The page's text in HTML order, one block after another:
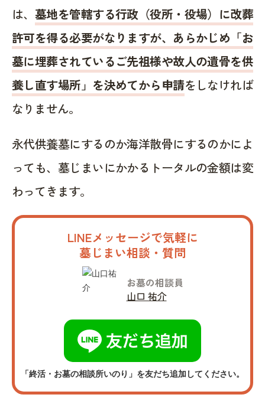
は、 墓地を管轄する行政（役所・役場）に改葬
許可を得る必要がなりますが、あらかじめ「お
墓に埋葬されているご先祖様や故人の遺骨を供
養し直す場所」を決めてから申請をしなければ
なりません。
永代供養墓にするのか海洋散骨にするのかによ
っても、墓じまいにかかるトータルの金額は変
わってきます。
LINEメッセージで気軽に
墓じまい相談・質問
お墓の相談員
山口 祐介
「終活・お墓の相談所いのり」を友だち追加してください。